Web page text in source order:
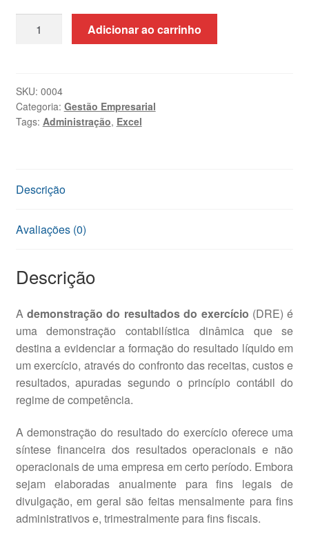
Adicionar ao carrinho
SKU: 0004
Categoria: Gestão Empresarial
Tags: Administração, Excel
Descrição
Avaliações (0)
Descrição
Ademonstração do resultados do exercício (DRE) é
uma demonstração contabilística dinâmica que se
destina a evidenciar a formação do resultado líquido em
um exercício, através do confronto das receitas, custos e
resultados, apuradas segundo o princípio contábil do
regime de competência.
A demonstração do resultado do exercício oferece uma
síntese financeira dos resultados operacionais e não
operacionais de uma empresa em certo período. Embora
sejam elaboradas anualmente para fins legais de
divulgação, em geral são feitas mensalmente para fins
administrativos e, trimestralmente para fins fiscais.